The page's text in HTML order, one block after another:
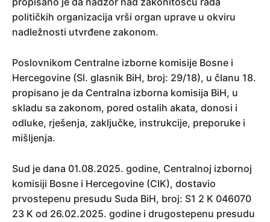
političkih organizacija vrši organ uprave u okviru
nadležnosti utvrđene zakonom.
Poslovnikom Centralne izborne komisije Bosne i
Hercegovine (Sl. glasnik BiH, broj: 29/18), u članu 18.
propisano je da Centralna izborna komisija BiH, u
skladu sa zakonom, pored ostalih akata, donosi i
odluke, rješenja, zaključke, instrukcije, preporuke i
mišljenja.
Sud je dana 01.08.2025. godine, Centralnoj izbornoj
komisiji Bosne i Hercegovine (CIK), dostavio
prvostepenu presudu Suda BiH, broj: S1 2 K 046070
23 K od 26.02.2025. godine i drugostepenu presudu